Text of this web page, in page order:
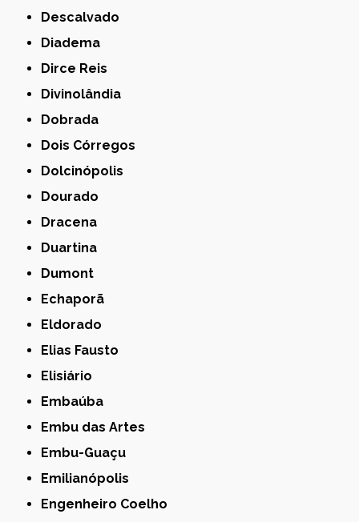
Descalvado
Diadema
Dirce Reis
Divinolândia
Dobrada
Dois Córregos
Dolcinópolis
Dourado
Dracena
Duartina
Dumont
Echaporã
Eldorado
Elias Fausto
Elisiário
Embaúba
Embu das Artes
Embu-Guaçu
Emilianópolis
Engenheiro Coelho